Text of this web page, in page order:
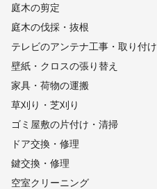
庭木の剪定
庭木の伐採・抜根
テレビのアンテナ工事・取り付け
壁紙・クロスの張り替え
家具・荷物の運搬
草刈り・芝刈り
ゴミ屋敷の片付け・清掃
ドア交換・修理
鍵交換・修理
空室クリーニング